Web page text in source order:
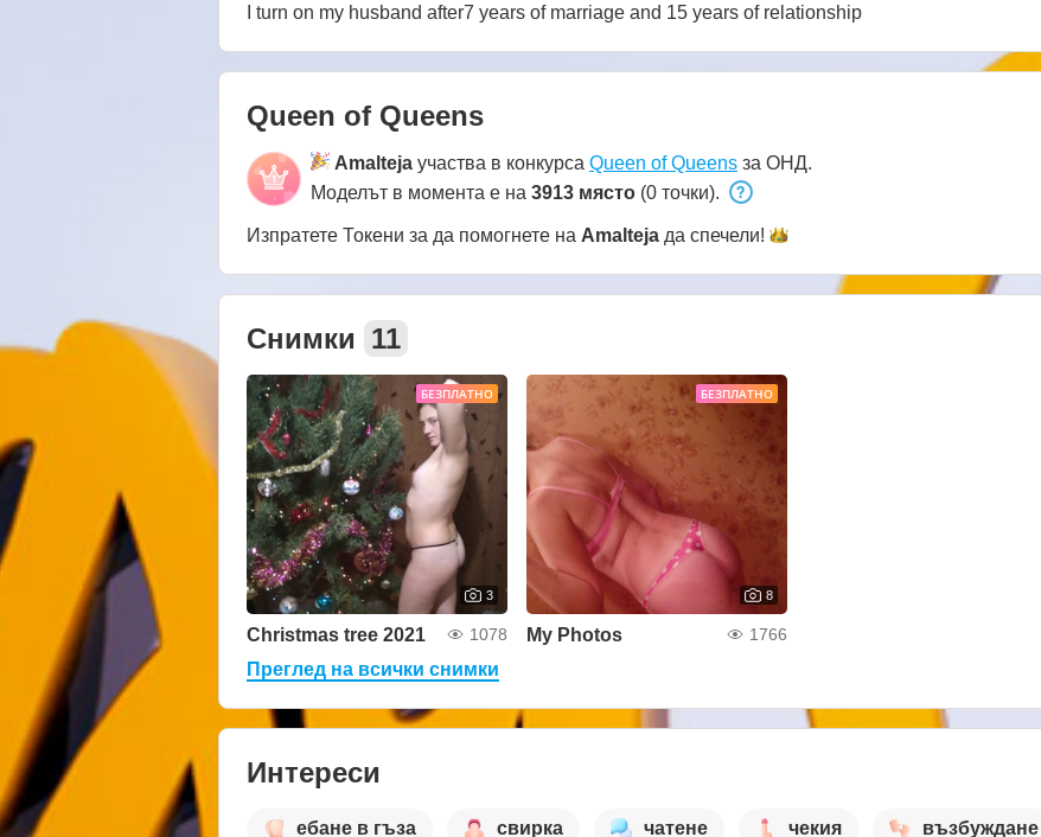
I turn on my husband after7 years of marriage and 15 years of relationship
Queen of Queens
Amalteja участва в конкурса Queen of Queens за ОНД.
Моделът в момента е на 3913 място (0 точки).
Изпратете Токени за да помогнете на Amalteja да спечели!
Снимки 11
БЕЗПЛАТНО
3
Christmas tree 2021 1078
БЕЗПЛАТНО
8
My Photos 1766
Преглед на всички снимки
Интереси
ебане в гъза свирка чатене чекия възбуждане